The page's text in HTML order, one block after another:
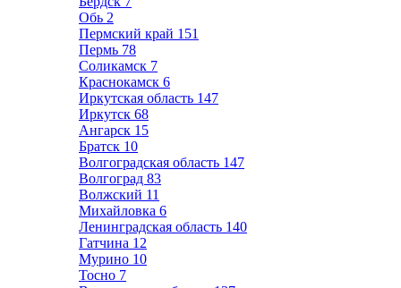
Обь 2
Пермский край 151
Пермь 78
Соликамск 7
Краснокамск 6
Иркутская область 147
Иркутск 68
Ангарск 15
Братск 10
Волгоградская область 147
Волгоград 83
Волжский 11
Михайловка 6
Ленинградская область 140
Гатчина 12
Мурино 10
Тосно 7